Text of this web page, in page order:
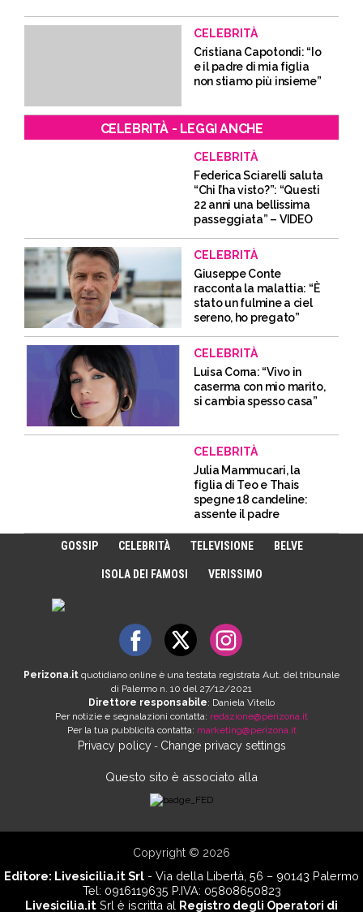
CELEBRITÀ
Cristiana Capotondi: “Io
e il padre di mia figlia
non stiamo più insieme”
CELEBRITÀ - LEGGI ANCHE
CELEBRITÀ
Federica Sciarelli saluta
“Chi l’ha visto?”: “Questi
22 anni una bellissima
passeggiata” – VIDEO
CELEBRITÀ
Giuseppe Conte
racconta la malattia: “È
stato un fulmine a ciel
sereno, ho pregato”
CELEBRITÀ
Luisa Corna: “Vivo in
caserma con mio marito,
si cambia spesso casa”
CELEBRITÀ
Julia Mammucari, la
figlia di Teo e Thais
spegne 18 candeline:
assente il padre
GOSSIP CELEBRITÀ TELEVISIONE BELVE
ISOLA DEI FAMOSI VERISSIMO
Perizona.it quotidiano online è una testata registrata Aut. del tribunale
di Palermo n. 10 del 27/12/2021
Direttore responsabile: Daniela Vitello
Per notizie e segnalazioni contatta: redazione@perizona.it
Per la tua pubblicità contatta: marketing@perizona.it
Privacy policy- Change privacy settings
Questo sito è associato alla
Copyright © 2026
Editore: Livesicilia.it Srl - Via della Libertà, 56 – 90143 Palermo
Tel: 0916119635 P.IVA: 05808650823
Livesicilia.it Srl è iscritta al Registro degli Operatori di